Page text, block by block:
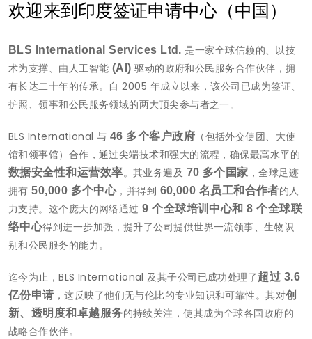
欢迎来到印度签证申请中心（中国）
BLS International Services Ltd. 是一家全球信赖的、以技
术为支撑、由人工智能 (AI) 驱动的政府和公民服务合作伙伴，拥
有长达二十年的传承。自 2005 年成立以来，该公司已成为签证、
护照、领事和公民服务领域的两大顶尖参与者之一。
BLS International 与 46 多个客户政府 （包括外交使团、大使
馆和领事馆）合作，通过尖端技术和强大的流程，确保最高水平的
数据安全性和运营效率。其业务遍及 70 多个国家 ，全球足迹
拥有50,000 多个中心，并得到 60,000 名员工和合作者的人
力支持。这个庞大的网络通过9 个全球培训中心和 8 个全球联
络中心得到进一步加强，提升了公司提供世界一流领事、生物识
别和公民服务的能力。
迄今为止，BLS International 及其子公司已成功处理了超过 3.6
亿份申请 ，这反映了他们无与伦比的专业知识和可靠性。其对创
新、透明度和卓越服务的持续关注，使其成为全球各国政府的
战略合作伙伴。